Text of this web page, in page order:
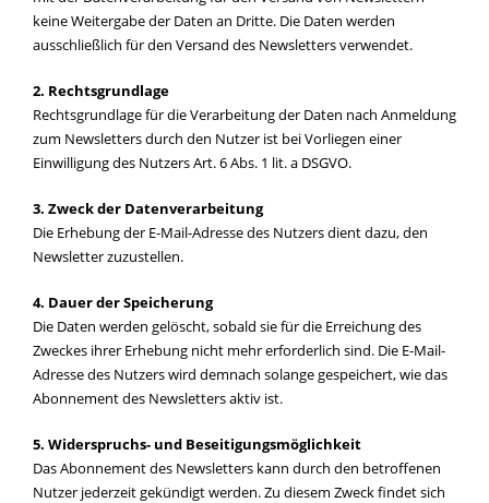
keine Weitergabe der Daten an Dritte. Die Daten werden
ausschließlich für den Versand des Newsletters verwendet.
2. Rechtsgrundlage
Rechtsgrundlage für die Verarbeitung der Daten nach Anmeldung
zum Newsletters durch den Nutzer ist bei Vorliegen einer
Einwilligung des Nutzers Art. 6 Abs. 1 lit. a DSGVO.
3. Zweck der Datenverarbeitung
Die Erhebung der E-Mail-Adresse des Nutzers dient dazu, den
Newsletter zuzustellen.
4. Dauer der Speicherung
Die Daten werden gelöscht, sobald sie für die Erreichung des
Zweckes ihrer Erhebung nicht mehr erforderlich sind. Die E-Mail-
Adresse des Nutzers wird demnach solange gespeichert, wie das
Abonnement des Newsletters aktiv ist.
5. Widerspruchs- und Beseitigungsmöglichkeit
Das Abonnement des Newsletters kann durch den betroffenen
Nutzer jederzeit gekündigt werden. Zu diesem Zweck findet sich